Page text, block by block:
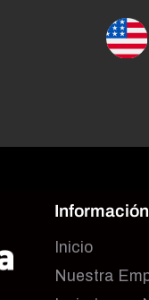
Información
Inicio
Nuestra